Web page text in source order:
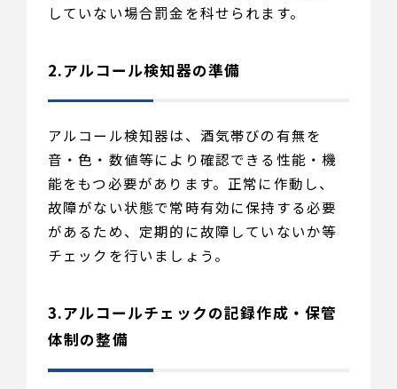
していない場合罰金を科せられます。
2.アルコール検知器の準備
アルコール検知器は、酒気帯びの有無を
音・色・数値等により確認できる性能・機
能をもつ必要があります。正常に作動し、
故障がない状態で常時有効に保持する必要
があるため、定期的に故障していないか等
チェックを行いましょう。
3.アルコールチェックの記録作成・保管
体制の整備